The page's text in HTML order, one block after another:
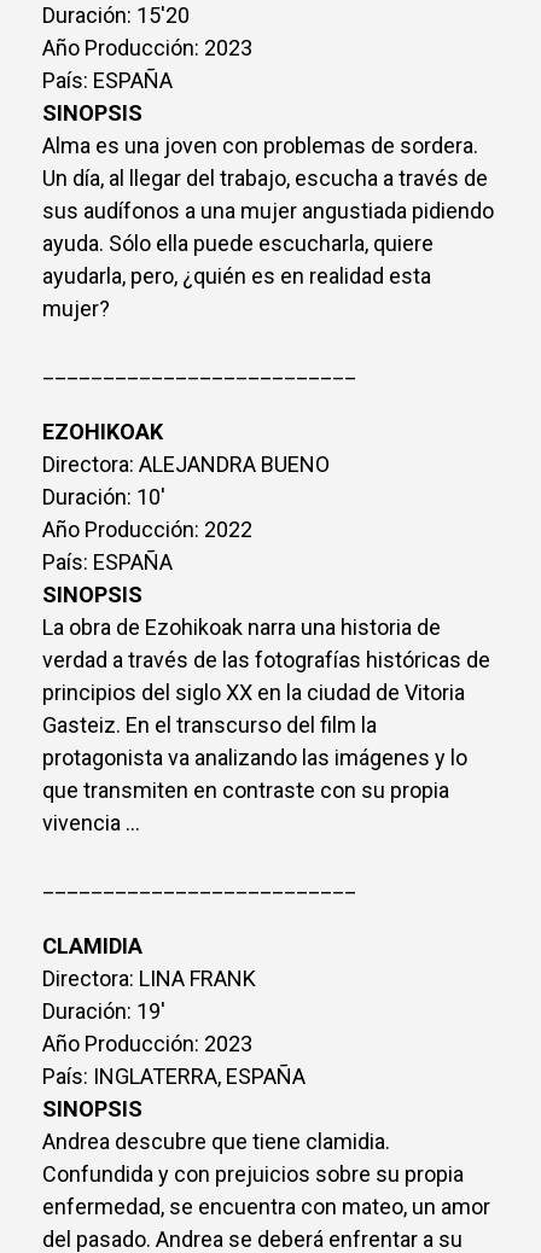
Duración: 15'20
Año Producción: 2023
País: ESPAÑA
SINOPSIS
Alma es una joven con problemas de sordera.
Un día, al llegar del trabajo, escucha a través de
sus audífonos a una mujer angustiada pidiendo
ayuda. Sólo ella puede escucharla, quiere
ayudarla, pero, ¿quién es en realidad esta
mujer?
EZOHIKOAK
Directora: ALEJANDRA BUENO
Duración: 10'
Año Producción: 2022
País: ESPAÑA
SINOPSIS
La obra de Ezohikoak narra una historia de
verdad a través de las fotografías históricas de
principios del siglo XX en la ciudad de Vitoria
Gasteiz. En el transcurso del film la
protagonista va analizando las imágenes y lo
que transmiten en contraste con su propia
vivencia ...
CLAMIDIA
Directora: LINA FRANK
Duración: 19'
Año Producción: 2023
País: INGLATERRA, ESPAÑA
SINOPSIS
Andrea descubre que tiene clamidia.
Confundida y con prejuicios sobre su propia
enfermedad, se encuentra con mateo, un amor
del pasado. Andrea se deberá enfrentar a su